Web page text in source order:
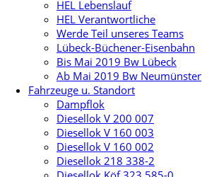
HEL Lebenslauf
HEL Verantwortliche
Werde Teil unseres Teams
Lübeck-Büchener-Eisenbahn
Bis Mai 2019 Bw Lübeck
Ab Mai 2019 Bw Neumünster
Fahrzeuge u. Standort
Dampflok
Diesellok V 200 007
Diesellok V 160 003
Diesellok V 160 002
Diesellok 218 338-2